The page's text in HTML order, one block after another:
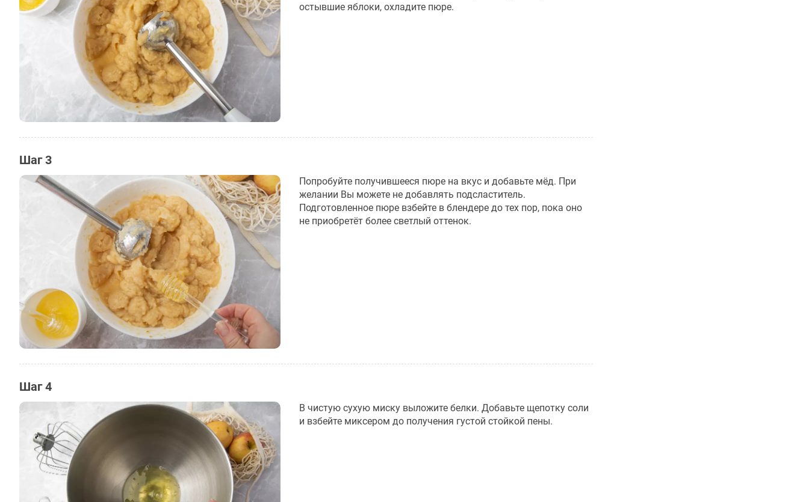
остывшие яблоки, охладите пюре.
Шаг 3
Попробуйте получившееся пюре на вкус и добавьте мёд. При
желании Вы можете не добавлять подсластитель.
Подготовленное пюре взбейте в блендере до тех пор, пока оно
не приобретёт более светлый оттенок.
Шаг 4
В чистую сухую миску выложите белки. Добавьте щепотку соли
и взбейте миксером до получения густой стойкой пены.